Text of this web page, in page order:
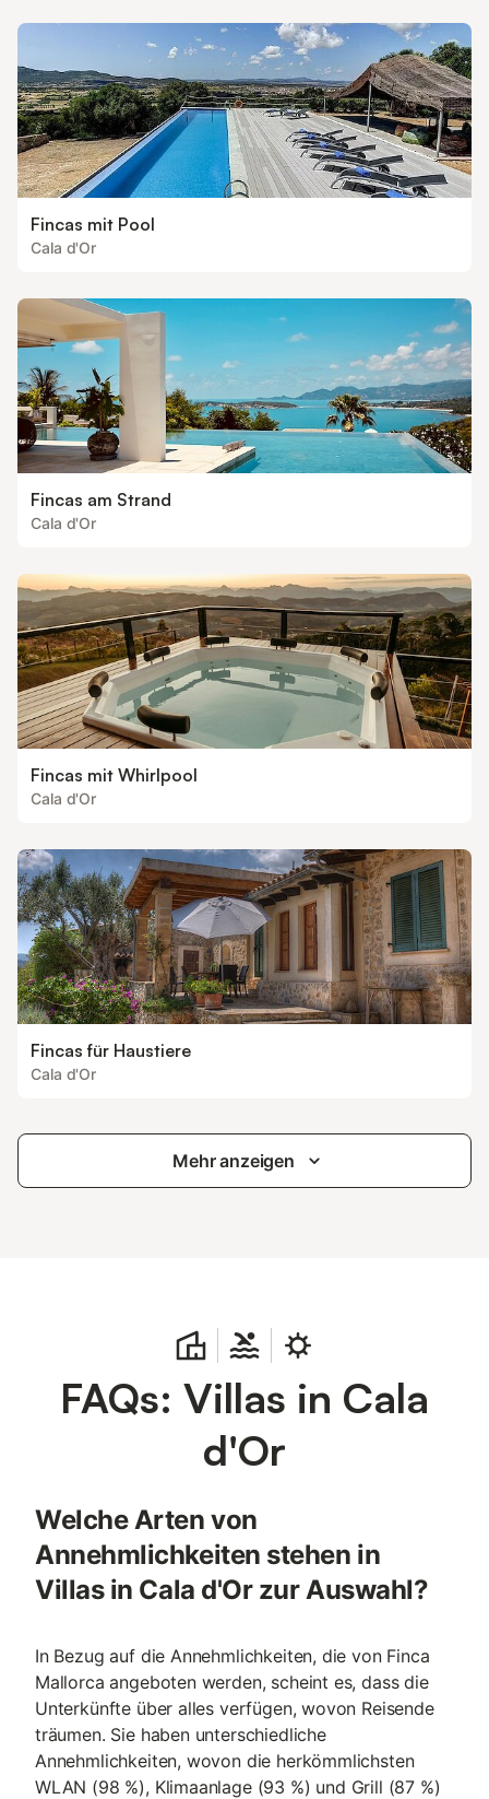
Herd/Kochfeld und Backofen. Draußen gibt es auch einen Grill.
Schlafzimmer Die Villa Roca Nova verfügt über 4 klimatisierte S
Fincas mit Pool
Cala d'Or
Fincas am Strand
Cala d'Or
Fincas mit Whirlpool
Cala d'Or
Fincas für Haustiere
Cala d'Or
Mehr anzeigen
FAQs: Villas in Cala
d'Or
Welche Arten von
Annehmlichkeiten stehen in
Villas in Cala d'Or zur Auswahl?
In Bezug auf die Annehmlichkeiten, die von Finca
Mallorca angeboten werden, scheint es, dass die
Unterkünfte über alles verfügen, wovon Reisende
träumen. Sie haben unterschiedliche
Annehmlichkeiten, wovon die herkömmlichsten
WLAN (98 %), Klimaanlage (93 %) und Grill (87 %)